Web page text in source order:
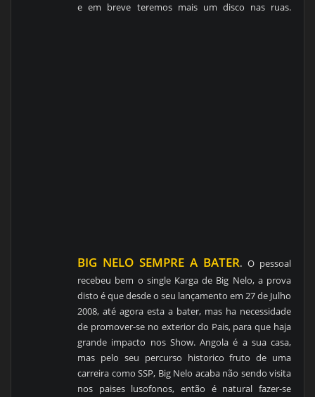
e em breve teremos mais um disco nas ruas.
BIG NELO SEMPRE A BATER. O pessoal
recebeu bem o single Karga de Big Nelo, a prova
disto é que desde o seu lançamento em 27 de Julho
2008, até agora esta a bater, mas ha necessidade
de promover-se no exterior do Pais, para que haja
grande impacto nos Show. Angola é a sua casa,
mas pelo seu percurso historico fruto de uma
carreira como SSP, Big Nelo acaba não sendo visita
nos paises lusofonos, então é natural fazer-se